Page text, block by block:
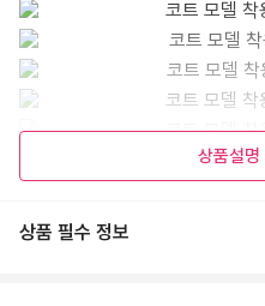
상품설명
상품 필수 정보